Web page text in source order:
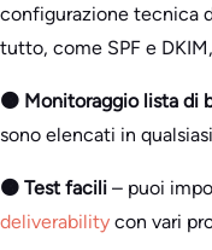
configurazione tecnica
tutto, come SPF e
🟠 Monitoraggio lista di
sono elencati in
🟠 Test facili – puoi
deliverability con vari